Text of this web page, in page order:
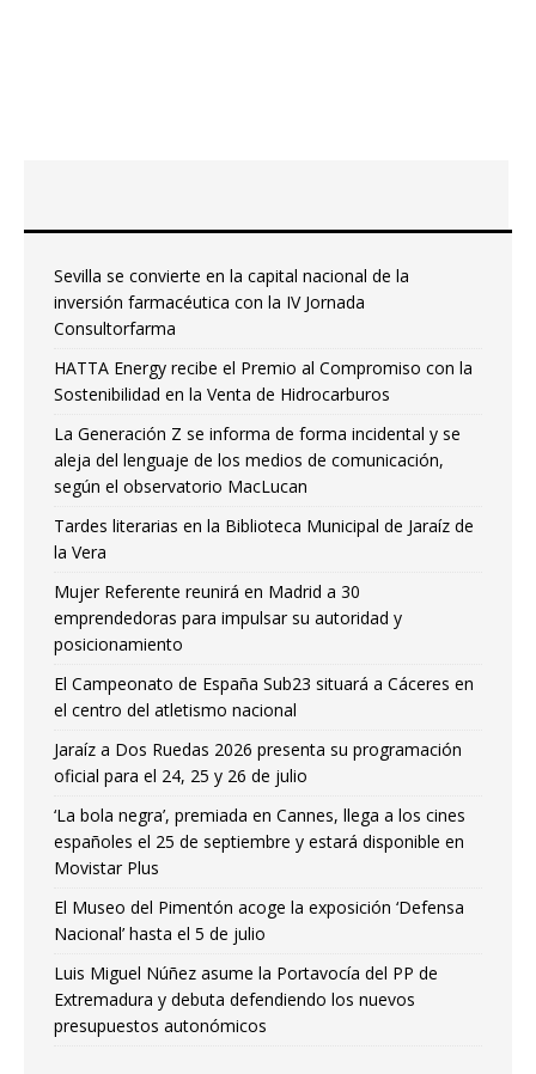
Sevilla se convierte en la capital nacional de la
inversión farmacéutica con la IV Jornada
Consultorfarma
HATTA Energy recibe el Premio al Compromiso con la
Sostenibilidad en la Venta de Hidrocarburos
La Generación Z se informa de forma incidental y se
aleja del lenguaje de los medios de comunicación,
según el observatorio MacLucan
Tardes literarias en la Biblioteca Municipal de Jaraíz de
la Vera
Mujer Referente reunirá en Madrid a 30
emprendedoras para impulsar su autoridad y
posicionamiento
El Campeonato de España Sub23 situará a Cáceres en
el centro del atletismo nacional
Jaraíz a Dos Ruedas 2026 presenta su programación
oficial para el 24, 25 y 26 de julio
‘La bola negra’, premiada en Cannes, llega a los cines
españoles el 25 de septiembre y estará disponible en
Movistar Plus
El Museo del Pimentón acoge la exposición ‘Defensa
Nacional’ hasta el 5 de julio
Luis Miguel Núñez asume la Portavocía del PP de
Extremadura y debuta defendiendo los nuevos
presupuestos autonómicos